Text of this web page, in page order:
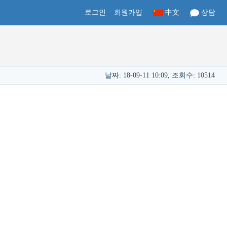
로그인 회원가입 中文 상담
날짜: 18-09-11 10:09, 조회수: 10514